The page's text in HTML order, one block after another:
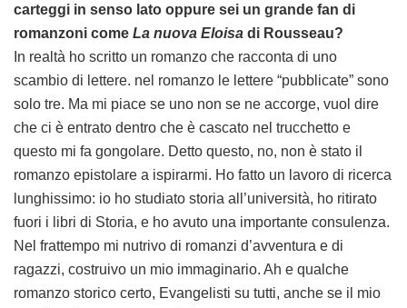
carteggi in senso lato oppure sei un grande fan di
romanzoni come La nuova Eloisa di Rousseau?
In realtà ho scritto un romanzo che racconta di uno
scambio di lettere. nel romanzo le lettere “pubblicate” sono
solo tre. Ma mi piace se uno non se ne accorge, vuol dire
che ci è entrato dentro che è cascato nel trucchetto e
questo mi fa gongolare. Detto questo, no, non è stato il
romanzo epistolare a ispirarmi. Ho fatto un lavoro di ricerca
lunghissimo: io ho studiato storia all’università, ho ritirato
fuori i libri di Storia, e ho avuto una importante consulenza.
Nel frattempo mi nutrivo di romanzi d’avventura e di
ragazzi, costruivo un mio immaginario. Ah e qualche
romanzo storico certo, Evangelisti su tutti, anche se il mio